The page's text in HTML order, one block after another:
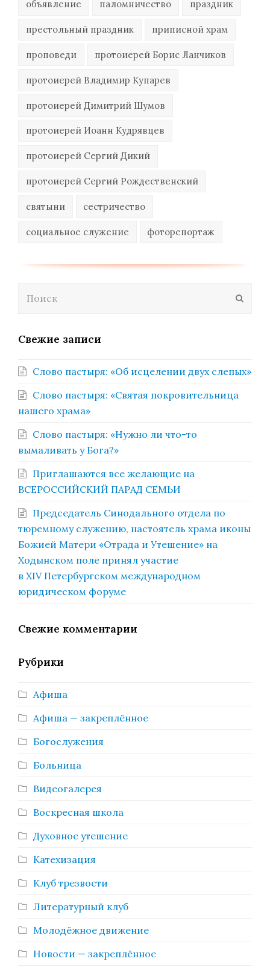
объявление паломничество праздник
престольный праздник приписной храм
проповеди протоиерей Борис Ланчиков
протоиерей Владимир Купарев
протоиерей Димитрий Шумов
протоиерей Иоанн Кудрявцев
протоиерей Сергий Дикий
протоиерей Сергий Рождественский
святыни сестричество
социальное служение фоторепортаж
Свежие записи
Слово пастыря: «Об исцелении двух слепых»
Слово пастыря: «Святая покровительница
нашего храма»
Слово пастыря: «Нужно ли что-то
вымаливать у Бога?»
Приглашаются все желающие на
ВСЕРОССИЙСКИЙ ПАРАД СЕМЬИ
Председатель Синодального отдела по
тюремному служению, настоятель храма иконы
Божией Матери «Отрада и Утешение» на
Ходынском поле принял участие
в XIV Петербургском международном
юридическом форуме
Свежие комментарии
Рубрики
Афиша
Афиша — закреплённое
Богослужения
Больница
Видеогалерея
Воскресная школа
Духовное утешение
Катехизация
Клуб трезвости
Литературный клуб
Молодёжное движение
Новости — закреплённое